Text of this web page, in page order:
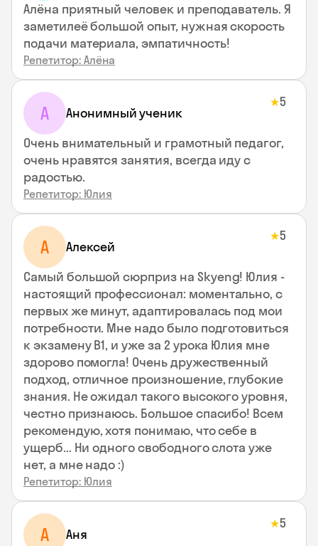
Алёна приятный человек и преподаватель. Я
заметилеё большой опыт, нужная скорость
подачи материала, эмпатичность!
Репетитор: Алёна
А Анонимный ученик
★5
Очень внимательный и грамотный педагог,
очень нравятся занятия, всегда иду с
радостью.
Репетитор: Юлия
А Алексей
★5
Самый большой сюрприз на Skyeng! Юлия -
настоящий профессионал: моментально, с
первых же минут, адаптировалась под мои
потребности. Мне надо было подготовиться
к экзамену В1, и уже за 2 урока Юлия мне
здорово помогла! Очень дружественный
подход, отличное произношение, глубокие
знания. Не ожидал такого высокого уровня,
честно признаюсь. Большое спасибо! Всем
рекомендую, хотя понимаю, что себе в
ущерб... Ни одного свободного слота уже
нет, а мне надо :)
Репетитор: Юлия
А Аня
★5